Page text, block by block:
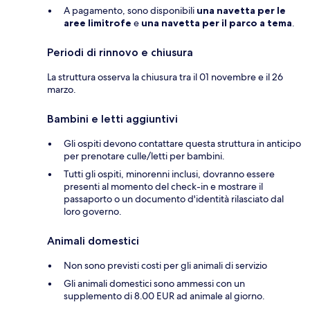
A pagamento, sono disponibili una navetta per le
aree limitrofe e una navetta per il parco a tema.
Periodi di rinnovo e chiusura
La struttura osserva la chiusura tra il 01 novembre e il 26
marzo.
Bambini e letti aggiuntivi
Gli ospiti devono contattare questa struttura in anticipo
per prenotare culle/letti per bambini.
Tutti gli ospiti, minorenni inclusi, dovranno essere
presenti al momento del check-in e mostrare il
passaporto o un documento d'identità rilasciato dal
loro governo.
Animali domestici
Non sono previsti costi per gli animali di servizio
Gli animali domestici sono ammessi con un
supplemento di 8.00 EUR ad animale al giorno.